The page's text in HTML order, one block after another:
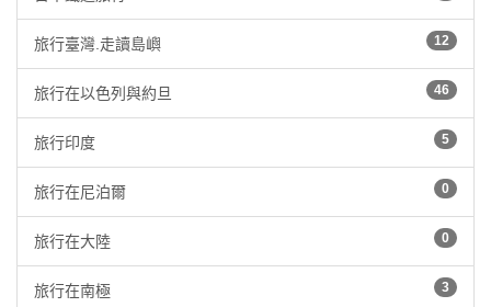
旅行臺灣.走讀島嶼 12
旅行在以色列與約旦 46
旅行印度 5
旅行在尼泊爾 0
旅行在大陸 0
旅行在南極 3